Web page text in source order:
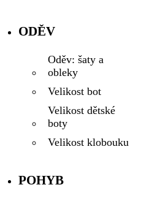
ODĚV
Oděv: šaty a
obleky
Velikost bot
Velikost dětské
boty
Velikost klobouku
POHYB